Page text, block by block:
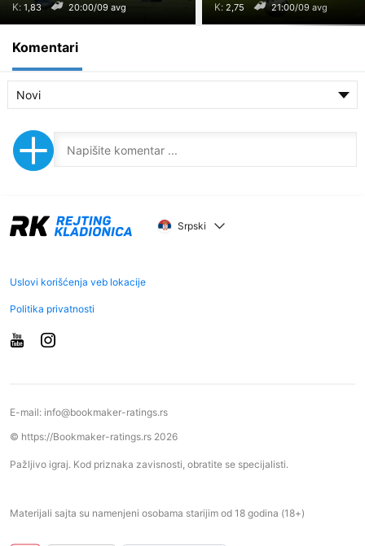
K: 20:00/09 avg K: 21:00/09 avg
Komentari
Novi
Srpski
Uslovi korišćenja veb lokacije
Politika privatnosti
E-mail: info@bookmaker-ratings.rs
© https://Bookmaker-ratings.rs 2026
Pažljivo igraj. Kod priznaka zavisnosti, obratite se specijalisti.
Materijali sajta su namenjeni osobama starijim od 18 godina (18+)